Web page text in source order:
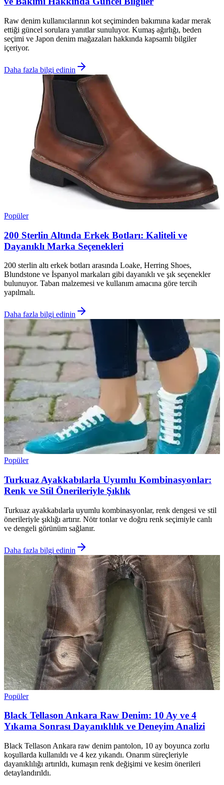
Raw denim kullanıcılarının kot seçiminden bakımına kadar merak
ettiği güncel sorulara yanıtlar sunuluyor. Kumaş ağırlığı, beden
seçimi ve Japon denim mağazaları hakkında kapsamlı bilgiler
içeriyor.
Daha fazla bilgi edinin
Popüler
200 Sterlin Altında Erkek Botları: Kaliteli ve
Dayanıklı Marka Seçenekleri
200 sterlin altı erkek botları arasında Loake, Herring Shoes,
Blundstone ve İspanyol markaları gibi dayanıklı ve şık seçenekler
bulunuyor. Taban malzemesi ve kullanım amacına göre tercih
yapılmalı.
Daha fazla bilgi edinin
Popüler
Turkuaz Ayakkabılarla Uyumlu Kombinasyonlar:
Renk ve Stil Önerileriyle Şıklık
Turkuaz ayakkabılarla uyumlu kombinasyonlar, renk dengesi ve stil
önerileriyle şıklığı artırır. Nötr tonlar ve doğru renk seçimiyle canlı
ve dengeli görünüm sağlanır.
Daha fazla bilgi edinin
Popüler
Black Tellason Ankara Raw Denim: 10 Ay ve 4
Yıkama Sonrası Dayanıklılık ve Deneyim Analizi
Black Tellason Ankara raw denim pantolon, 10 ay boyunca zorlu
koşullarda kullanıldı ve 4 kez yıkandı. Onarım süreçleriyle
dayanıklılığı artırıldı, kumaşın renk değişimi ve kesim önerileri
detaylandırıldı.